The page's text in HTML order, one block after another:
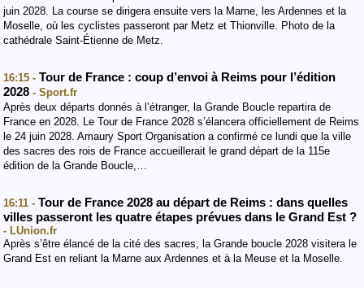
juin 2028. La course se dirigera ensuite vers la Marne, les Ardennes et la
Moselle, où les cyclistes passeront par Metz et Thionville. Photo de la
cathédrale Saint-Étienne de Metz.
16:15 - Tour de France : coup d’envoi à Reims pour l’édition
2028 - Sport.fr
Après deux départs donnés à l’étranger, la Grande Boucle repartira de
France en 2028. Le Tour de France 2028 s’élancera officiellement de Reims
le 24 juin 2028. Amaury Sport Organisation a confirmé ce lundi que la ville
des sacres des rois de France accueillerait le grand départ de la 115e
édition de la Grande Boucle,…
16:11 - Tour de France 2028 au départ de Reims : dans quelles
villes passeront les quatre étapes prévues dans le Grand Est ?
- LUnion.fr
Après s’être élancé de la cité des sacres, la Grande boucle 2028 visitera le
Grand Est en reliant la Marne aux Ardennes et à la Meuse et la Moselle.